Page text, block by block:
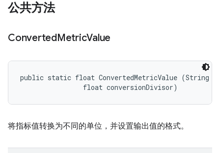
公共方法
ConvertedMetricValue
public static float ConvertedMetricValue (String
                float conversionDivisor)
将指标值转换为不同的单位，并设置输出值的格式。